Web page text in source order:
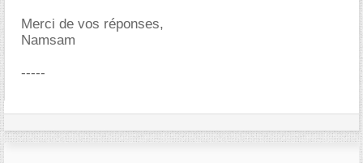
Merci de vos réponses,
Namsam
-----